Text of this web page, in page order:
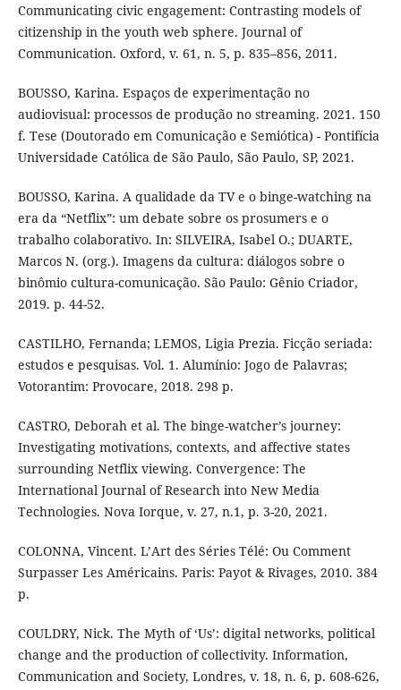
Communicating civic engagement: Contrasting models of
citizenship in the youth web sphere. Journal of
Communication. Oxford, v. 61, n. 5, p. 835–856, 2011.
BOUSSO, Karina. Espaços de experimentação no
audiovisual: processos de produção no streaming. 2021. 150
f. Tese (Doutorado em Comunicação e Semiótica) - Pontifícia
Universidade Católica de São Paulo, São Paulo, SP, 2021.
BOUSSO, Karina. A qualidade da TV e o binge-watching na
era da “Netflix”: um debate sobre os prosumers e o
trabalho colaborativo. In: SILVEIRA, Isabel O.; DUARTE,
Marcos N. (org.). Imagens da cultura: diálogos sobre o
binômio cultura-comunicação. São Paulo: Gênio Criador,
2019. p. 44-52.
CASTILHO, Fernanda; LEMOS, Ligia Prezia. Ficção seriada:
estudos e pesquisas. Vol. 1. Alumínio: Jogo de Palavras;
Votorantim: Provocare, 2018. 298 p.
CASTRO, Deborah et al. The binge-watcher’s journey:
Investigating motivations, contexts, and affective states
surrounding Netflix viewing. Convergence: The
International Journal of Research into New Media
Technologies. Nova Iorque, v. 27, n.1, p. 3-20, 2021.
COLONNA, Vincent. L’Art des Séries Télé: Ou Comment
Surpasser Les Américains. Paris: Payot & Rivages, 2010. 384
p.
COULDRY, Nick. The Myth of ‘Us’: digital networks, political
change and the production of collectivity. Information,
Communication and Society, Londres, v. 18, n. 6, p. 608-626,